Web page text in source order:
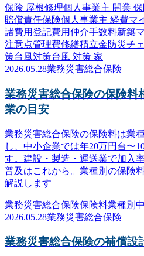
保険 屋根修理個人事業主 開業 保
賠償責任保険個人事業主 経費マ
諸費用登記費用仲介手数料新築
注意点管理費修繕積立金防災チ
策台風対策台風 対策 家
2026.05.28業務災害総合保険
業務災害総合保険の保険料
業の目安
業務災害総合保険の保険料は業
し、中小企業では年20万円台〜
す。建設・製造・運送業で加入
普及はこれから。業種別の保険
解説します
業務災害総合保険保険料業種別
2026.05.28業務災害総合保険
業務災害総合保険の補償設